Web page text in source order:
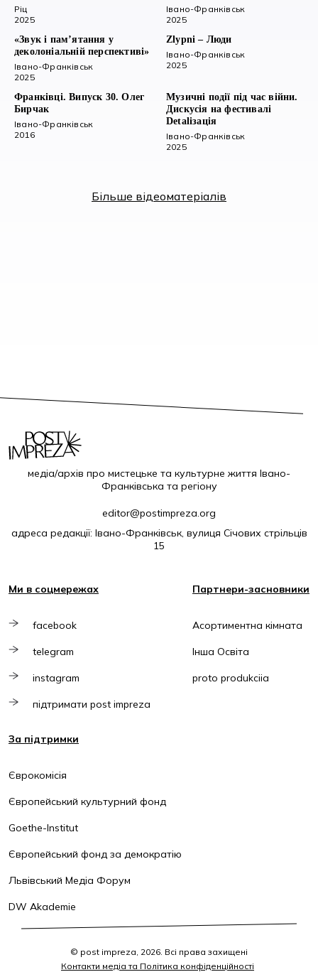
Ріц
2025
Івано-Франківськ
2025
«Звук і пам’ятання у
деколоніальній перспективі»
Івано-Франківськ
2025
Zlypni – Люди
Івано-Франківськ
2025
Франківці. Випуск 30. Олег
Бирчак
Івано-Франківськ
2016
Музичні події під час війни.
Дискусія на фестивалі
Detaliзація
Івано-Франківськ
2025
Більше відеоматеріалів
медіа/архів про мистецьке та культурне життя Івано-
Франківська та регіону
editor@postimpreza.org
адреса редакції: Івано-Франківськ, вулиця Січових стрільців
15
Ми в соцмережах
facebook
telegram
instagram
підтримати post impreza
Партнери-засновники
Асортиментна кімната
Інша Освіта
proto produkciia
За підтримки
Єврокомісія
Європейський культурний фонд
Goethe-Institut
Європейський фонд за демократію
Львівський Медіа Форум
DW Akademie
© post impreza, 2026. Всі права захищені
Контакти медіа та Політика конфіденційності